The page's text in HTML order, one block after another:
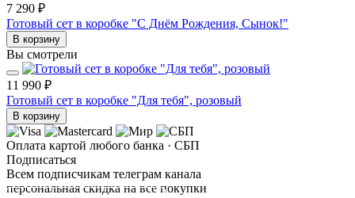
7 290 ₽
Готовый сет в коробке "С Днём Рождения, Сынок!"
В корзину
Вы смотрели
11 990 ₽
Готовый сет в коробке "Для тебя", розовый
В корзину
Оплата картой любого банка · СБП
Подписаться
Всем подписчикам телеграм канала
персональная скидка на все покупки